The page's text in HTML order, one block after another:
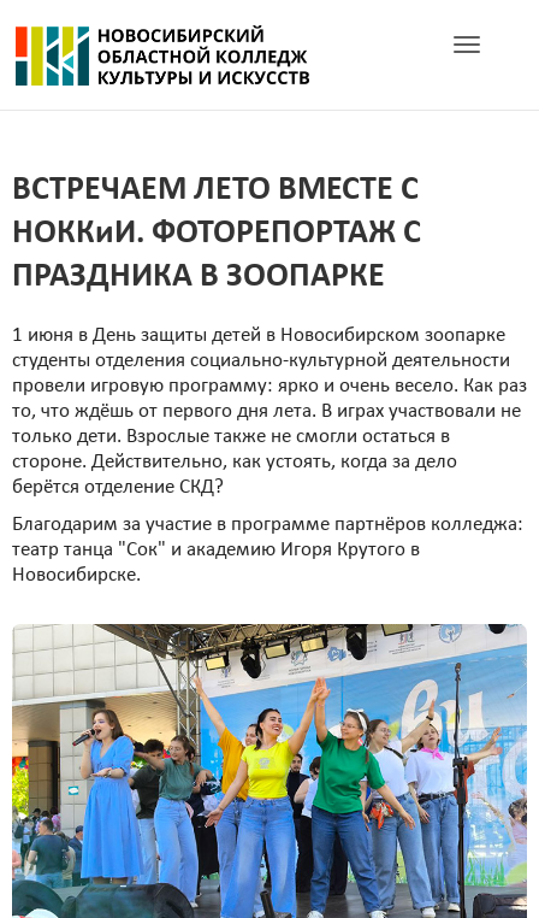
Toggle
ВСТРЕЧАЕМ ЛЕТО ВМЕСТЕ С
НОККиИ. ФОТОРЕПОРТАЖ С
ПРАЗДНИКА В ЗООПАРКЕ
1 июня в День защиты детей в Новосибирском зоопарке
студенты отделения социально-культурной деятельности
провели игровую программу: ярко и очень весело. Как раз
то, что ждёшь от первого дня лета. В играх участвовали не
только дети. Взрослые также не смогли остаться в
стороне. Действительно, как устоять, когда за дело
берётся отделение СКД?
Благодарим за участие в программе партнёров колледжа:
театр танца "Сок" и академию Игоря Крутого в
Новосибирске.